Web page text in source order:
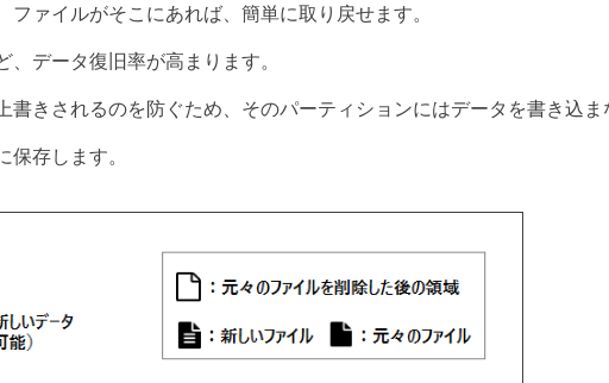
ファイルがそこにあれば、簡単に取り戻せます。
データ復旧率が高まります。
書きされるのを防ぐため、そのパーティションにはデータを書き込ま
存します。